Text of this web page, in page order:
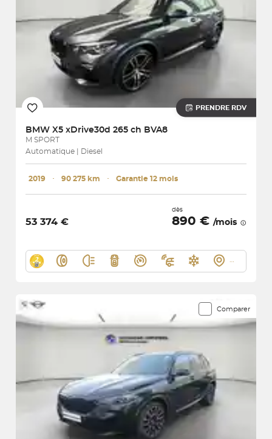
PRENDRE RDV
BMW X5 xDrive30d 265 ch BVA8
M SPORT
Automatique | Diesel
2019 ･ 90 275 km ･ Garantie 12 mois
53 374 €
dès
890 € /mois
Comparer